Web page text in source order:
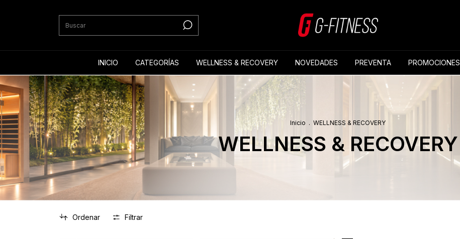
INICIO CATEGORÍAS WELLNESS & RECOVERY NOVEDADES PREVENTA PROMOCIONES
Inicio . WELLNESS & RECOVERY
WELLNESS & RECOVERY
Ordenar Filtrar